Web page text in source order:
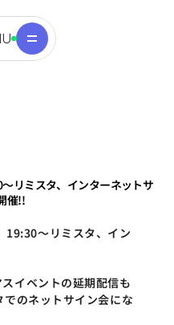
リミスタ、インターネットサ
催!!
19:30〜リミスタ、イン
イベントの延期配信も
のネットサイン会にな